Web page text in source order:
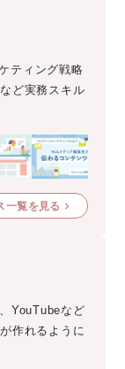
ティング戦略
ど実務スキル
一覧を見る
YouTubeなど
作れるように